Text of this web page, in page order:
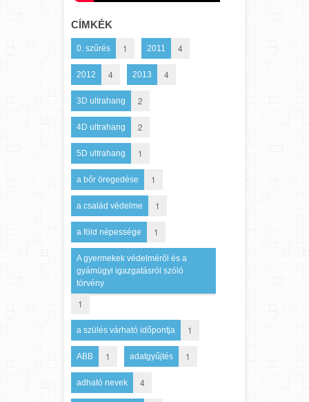
CÍMKÉK
0. szűrés 1 2011 4
2012 4 2013 4
3D ultrahang 2
4D ultrahang 2
5D ultrahang 1
a bőr öregedése 1
a család védelme 1
a föld népessége 1
A gyermekek védelméről és a
gyámügyi igazgatásról szóló
törvény
1
a szülés várható időpontja 1
ABB 1 adatgyűjtés 1
adható nevek 4